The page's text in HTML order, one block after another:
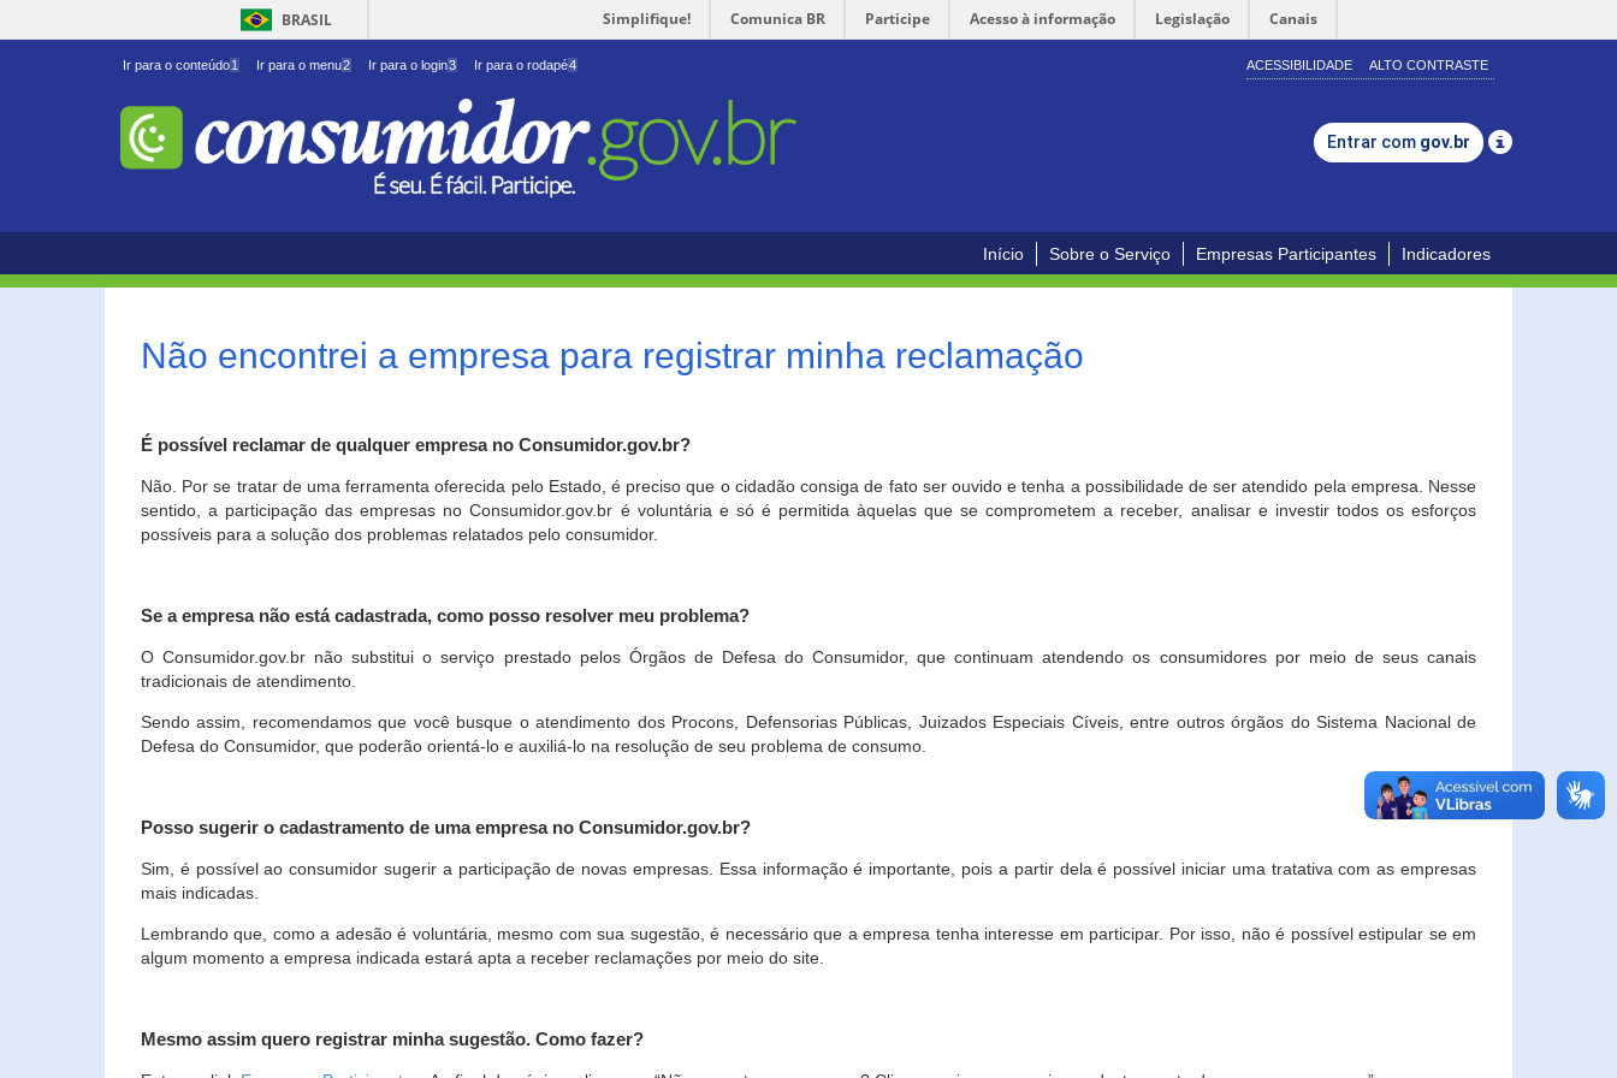
BRASIL Simplifique! Comunica BR Participe Acesso à informação Legislação Canais
Ir para o conteúdo1 Ir para o menu2 Ir para o login3 Ir para o rodapé4 ACESSIBILIDADE ALTO CONTRASTE
Entrar com gov.br
Início Sobre o Serviço Empresas Participantes Indicadores
Não encontrei a empresa para registrar minha reclamação
É possível reclamar de qualquer empresa no Consumidor.gov.br?
Não. Por se tratar de uma ferramenta oferecida pelo Estado, é preciso que o cidadão consiga de fato ser ouvido e tenha a possibilidade de ser atendido pela empresa. Nesse
sentido, a participação das empresas no Consumidor.gov.br é voluntária e só é permitida àquelas que se comprometem a receber, analisar e investir todos os esforços
possíveis para a solução dos problemas relatados pelo consumidor.
Se a empresa não está cadastrada, como posso resolver meu problema?
O Consumidor.gov.br não substitui o serviço prestado pelos Órgãos de Defesa do Consumidor, que continuam atendendo os consumidores por meio de seus canais
tradicionais de atendimento.
Sendo assim, recomendamos que você busque o atendimento dos Procons, Defensorias Públicas, Juizados Especiais Cíveis, entre outros órgãos do Sistema Nacional de
Defesa do Consumidor, que poderão orientá-lo e auxiliá-lo na resolução de seu problema de consumo.
Posso sugerir o cadastramento de uma empresa no Consumidor.gov.br?
Sim, é possível ao consumidor sugerir a participação de novas empresas. Essa informação é importante, pois a partir dela é possível iniciar uma tratativa com as empresas
mais indicadas.
Lembrando que, como a adesão é voluntária, mesmo com sua sugestão, é necessário que a empresa tenha interesse em participar. Por isso, não é possível estipular se em
algum momento a empresa indicada estará apta a receber reclamações por meio do site.
Mesmo assim quero registrar minha sugestão. Como fazer?